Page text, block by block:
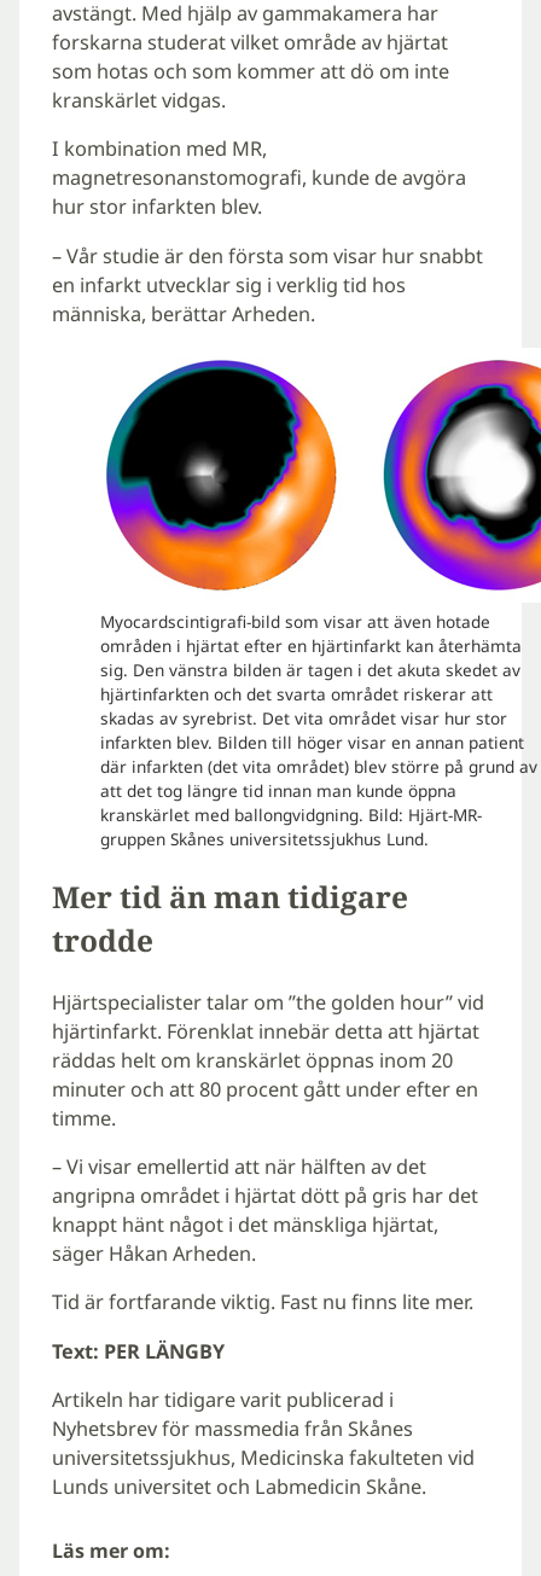
avstängt. Med hjälp av gammakamera har
forskarna studerat vilket område av hjärtat
som hotas och som kommer att dö om inte
kranskärlet vidgas.
I kombination med MR,
magnetresonanstomografi, kunde de avgöra
hur stor infarkten blev.
– Vår studie är den första som visar hur snabbt
en infarkt utvecklar sig i verklig tid hos
människa, berättar Arheden.
Myocardscintigrafi-bild som visar att även hotade
områden i hjärtat efter en hjärtinfarkt kan återhämta
sig. Den vänstra bilden är tagen i det akuta skedet av
hjärtinfarkten och det svarta området riskerar att
skadas av syrebrist. Det vita området visar hur stor
infarkten blev. Bilden till höger visar en annan patient
där infarkten (det vita området) blev större på grund av
att det tog längre tid innan man kunde öppna
kranskärlet med ballongvidgning. Bild: Hjärt-MR-
gruppen Skånes universitetssjukhus Lund.
Mer tid än man tidigare
trodde
Hjärtspecialister talar om ”the golden hour” vid
hjärtinfarkt. Förenklat innebär detta att hjärtat
räddas helt om kranskärlet öppnas inom 20
minuter och att 80 procent gått under efter en
timme.
– Vi visar emellertid att när hälften av det
angripna området i hjärtat dött på gris har det
knappt hänt något i det mänskliga hjärtat,
säger Håkan Arheden.
Tid är fortfarande viktig. Fast nu finns lite mer.
Text: PER LÄNGBY
Artikeln har tidigare varit publicerad i
Nyhetsbrev för massmedia från Skånes
universitetssjukhus, Medicinska fakulteten vid
Lunds universitet och Labmedicin Skåne.
Läs mer om: